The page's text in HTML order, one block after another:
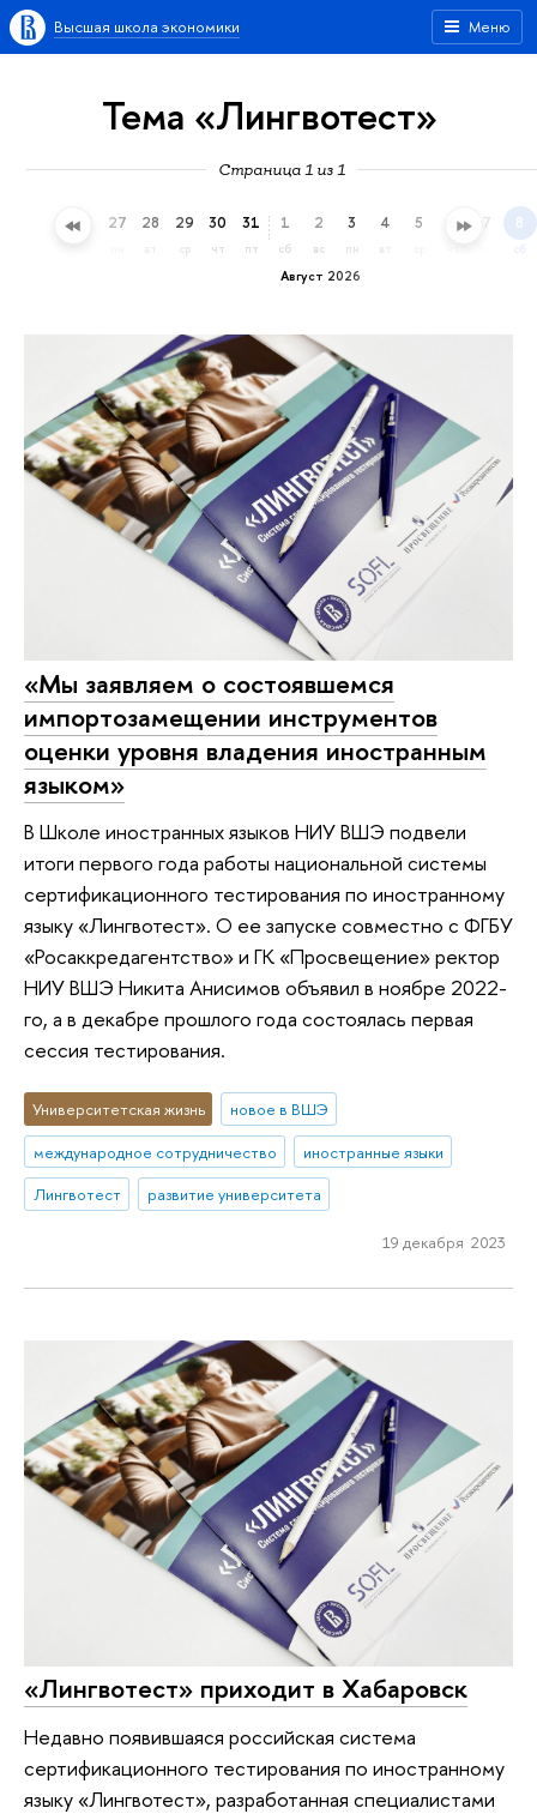
Меню
Высшая школа экономики
Тема «Лингвотест»
Страница 1 из 1
26 27 28 29
ср
30
чт
31
пт
Август 2026
1
сб
2
вс
3
пн
4 5 6 7 8
сб
«Мы заявляем о состоявшемся
импортозамещении инструментов
оценки уровня владения иностранным
языком»
В Школе иностранных языков НИУ ВШЭ подвели
итоги первого года работы национальной системы
сертификационного тестирования по иностранному
языку «Лингвотест». О ее запуске совместно с ФГБУ
«Росаккредагентство» и ГК «Просвещение» ректор
НИУ ВШЭ Никита Анисимов объявил в ноябре 2022-
го, а в декабре прошлого года состоялась первая
сессия тестирования.
Университетская жизнь
новое в ВШЭ
международное сотрудничество
иностранные языки
Лингвотест
развитие университета
19 декабря 2023
«Лингвотест» приходит в Хабаровск
Недавно появившаяся российская система
сертификационного тестирования по иностранному
языку «Лингвотест», разработанная специалистами